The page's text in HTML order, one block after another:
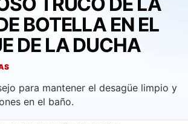
BOTELLA EN EL
DE LA DUCHA
para mantener el desagüe limpio y
en el baño.